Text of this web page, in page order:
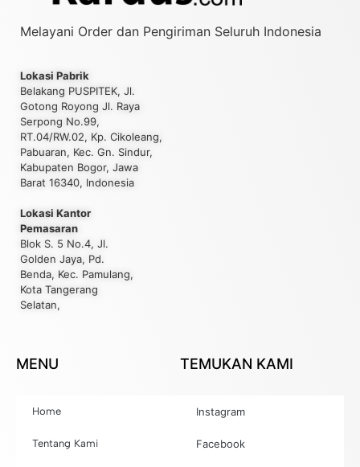
Melayani Order dan Pengiriman Seluruh Indonesia
Lokasi Pabrik
Belakang PUSPITEK, Jl.
Gotong Royong Jl. Raya
Serpong No.99,
RT.04/RW.02, Kp. Cikoleang,
Pabuaran, Kec. Gn. Sindur,
Kabupaten Bogor, Jawa
Barat 16340, Indonesia
Lokasi Kantor
Pemasaran
Blok S. 5 No.4, Jl.
Golden Jaya, Pd.
Benda, Kec. Pamulang,
Kota Tangerang
Selatan,
MENU
Home
Tentang Kami
TEMUKAN KAMI
Instagram
Facebook